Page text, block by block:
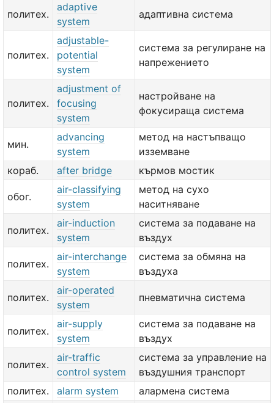
политех.
adaptive
system
адаптивна система
политех.
adjustable-
potential
system
система за регулиране на
напрежението
политех.
adjustment of
focusing
system
настройване на
фокусираща система
мин.
advancing
system
метод на настъпващо
изземване
кораб.
after bridge кърмов мостик
обог.
air-classifying
system
метод на сухо
наситняване
политех.
air-induction
system
система за подаване на
въздух
политех.
air-interchange
system
система за обмяна на
въздуха
политех.
air-operated
system
пневматична система
политех.
air-supply
system
система за подаване на
въздух
политех.
air-traffic
control system
система за управление на
въздушния транспорт
политех.
alarm system алармена система